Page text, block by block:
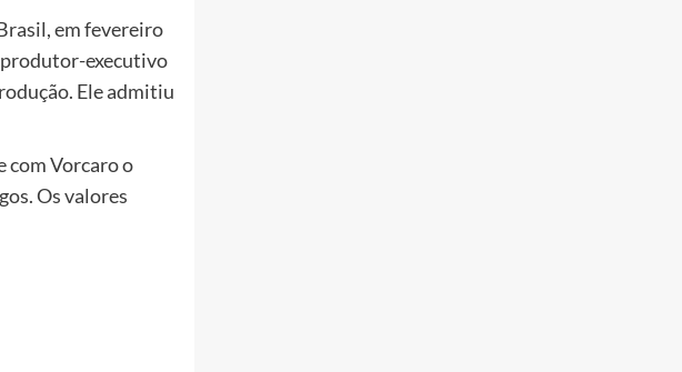
em fevereiro
produtor-executivo
Ele admitiu
com Vorcaro o
Os valores